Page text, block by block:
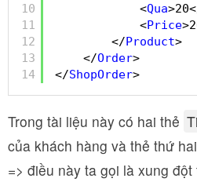
10
11
12
13
14
<Qua
<Price
</Product>
</Order>
</ShopOrder>
Trong tài liệu này có hai thẻ
của khách hàng và thẻ thứ
=> điều này ta gọi là xung đột